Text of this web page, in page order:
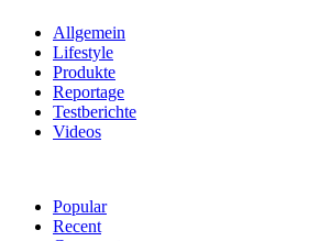
Allgemein
Lifestyle
Produkte
Reportage
Testberichte
Videos
Popular
Recent